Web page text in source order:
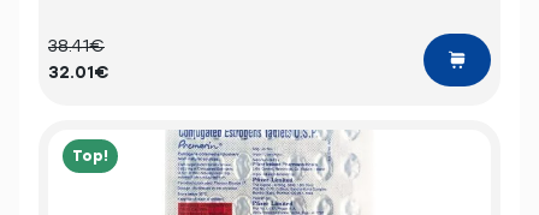
38.41€
32.01€
Top!